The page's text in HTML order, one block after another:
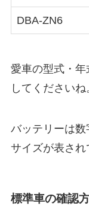
DBA-ZN6
愛車の型式・
してくださいね
バッテリーは
サイズが表され
標準車の確認